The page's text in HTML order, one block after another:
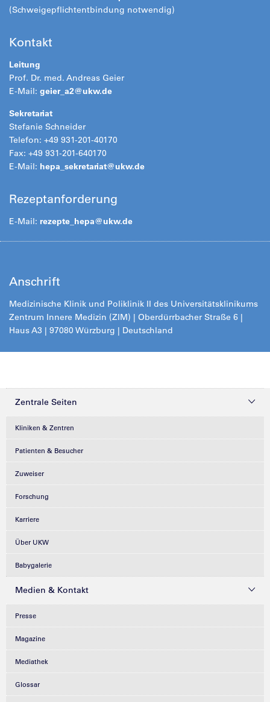
(Schweigepflichtentbindung notwendig)
Kontakt
Leitung
Prof. Dr. med. Andreas Geier
E-Mail: geier_a2@ukw.de
Sekretariat
Stefanie Schneider
Telefon: +49 931-201-40170
Fax: +49 931-201-640170
E-Mail: hepa_sekretariat@ukw.de
Rezeptanforderung
E-Mail: rezepte_hepa@ukw.de
Anschrift
Medizinische Klinik und Poliklinik II des Universitätsklinikums
Zentrum Innere Medizin (ZIM) | Oberdürrbacher Straße 6 |
Haus A3 | 97080 Würzburg | Deutschland
Zentrale Seiten
Kliniken & Zentren
Patienten & Besucher
Zuweiser
Forschung
Karriere
Über UKW
Babygalerie
Medien & Kontakt
Presse
Magazine
Mediathek
Glossar